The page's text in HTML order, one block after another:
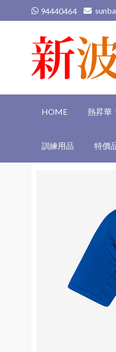
to
94440464
HOME 熱昇華
訓練用品 特價